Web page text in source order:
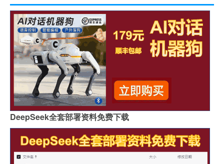
DeepSeek全套部署资料免费下载